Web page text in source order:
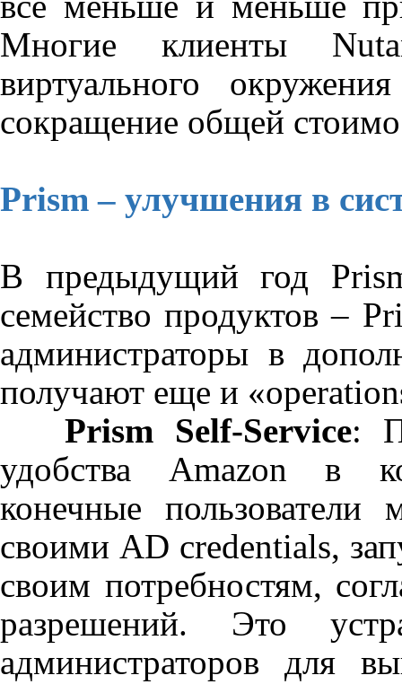
Многие клиенты
виртуального
сокращение общей
Prism – улучшения в
В предыдущий год
семейство продуктов –
администраторы в
получают еще и «
Prism
Self-Service:
удобства Amazon в
конечные
своими AD credentials,
своим потребностям,
разрешений. Это
администраторов для